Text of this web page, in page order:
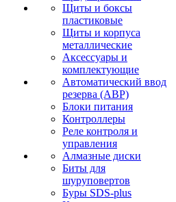
Щиты и боксы
пластиковые
Щиты и корпуса
металлические
Аксессуары и
комплектующие
Автоматический ввод
резерва (АВР)
Блоки питания
Контроллеры
Реле контроля и
управления
Алмазные диски
Биты для
шуруповертов
Буры SDS-plus